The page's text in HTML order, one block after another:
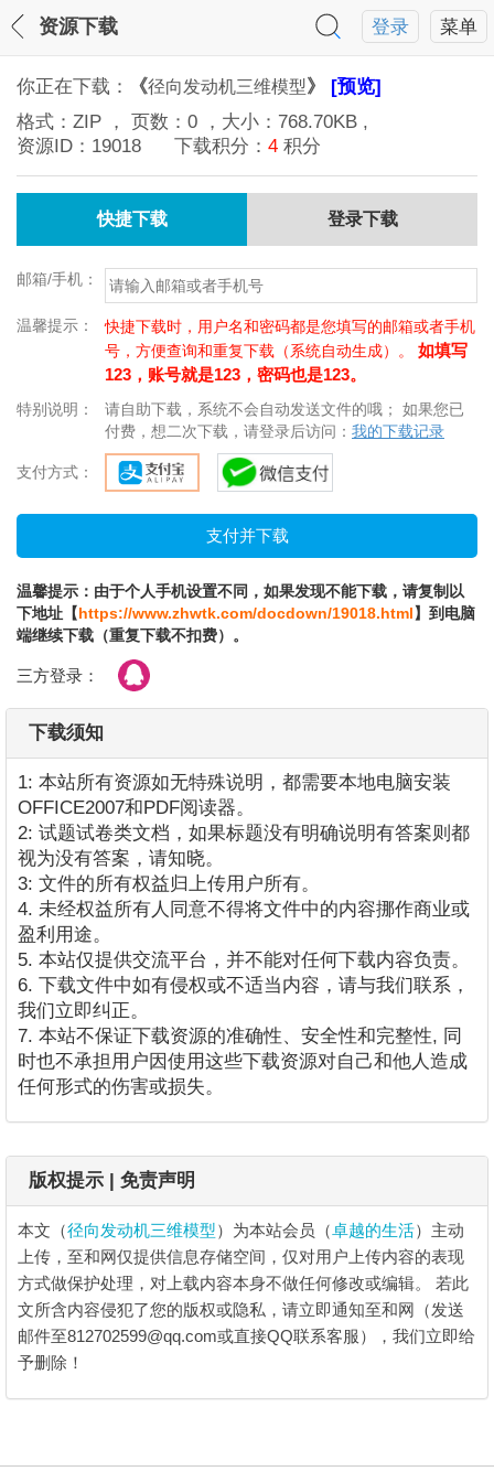
菜单
登录
资源下载
你正在下载： 《径向发动机三维模型》 [预览]
格式： ZIP ， 页数： 0 ，大小： 768.70KB ,
资源ID： 19018 下载积分： 4 积分
快捷下载 登录下载
邮箱/手机：
温馨提示：
快捷下载时，用户名和密码都是您填写的邮箱或者手机
号，方便查询和重复下载（系统自动生成）。 如填写
123，账号就是123，密码也是123。
特别说明：
请自助下载，系统不会自动发送文件的哦； 如果您已
付费，想二次下载，请登录后访问： 我的下载记录
支付方式：
温馨提示：由于个人手机设置不同，如果发现不能下载，请复制以
下地址【https://www.zhwtk.com/docdown/19018.html】到电脑
端继续下载（重复下载不扣费）。
三方登录：
下载须知
1: 本站所有资源如无特殊说明，都需要本地电脑安装
OFFICE2007和PDF阅读器。
2: 试题试卷类文档，如果标题没有明确说明有答案则都
视为没有答案，请知晓。
3: 文件的所有权益归上传用户所有。
4. 未经权益所有人同意不得将文件中的内容挪作商业或
盈利用途。
5. 本站仅提供交流平台，并不能对任何下载内容负责。
6. 下载文件中如有侵权或不适当内容，请与我们联系，
我们立即纠正。
7. 本站不保证下载资源的准确性、安全性和完整性, 同
时也不承担用户因使用这些下载资源对自己和他人造成
任何形式的伤害或损失。
版权提示 | 免责声明
本文（径向发动机三维模型）为本站会员（卓越的生活）主动
上传，至和网仅提供信息存储空间，仅对用户上传内容的表现
方式做保护处理，对上载内容本身不做任何修改或编辑。 若此
文所含内容侵犯了您的版权或隐私，请立即通知至和网（发送
邮件至812702599@qq.com或直接QQ联系客服），我们立即给
予删除！